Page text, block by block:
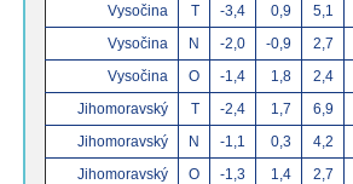
Vysočina
T -3,4 0,9 5,1
Vysočina
N -2,0 -0,9 2,7
Vysočina
O -1,4 1,8 2,4
Jihomoravský
T -2,4 1,7 6,9
Jihomoravský
N -1,1 0,3 4,2
Jihomoravský
O -1,3 1,4 2,7